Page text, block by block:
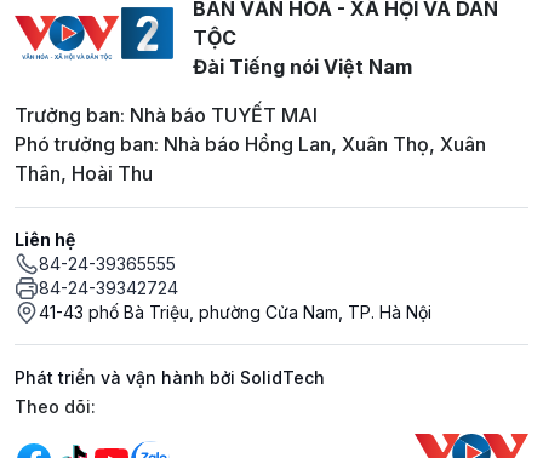
BAN VĂN HOÁ - XÃ HỘI VÀ DÂN
TỘC
Đài Tiếng nói Việt Nam
Trưởng ban: Nhà báo TUYẾT MAI
Phó trưởng ban: Nhà báo Hồng Lan, Xuân Thọ, Xuân
Thân, Hoài Thu
Liên hệ
84-24-39365555
84-24-39342724
41-43 phố Bà Triệu, phường Cửa Nam, TP. Hà Nội
Phát triển và vận hành bởi SolidTech
Mạng xã hội
Theo dõi: